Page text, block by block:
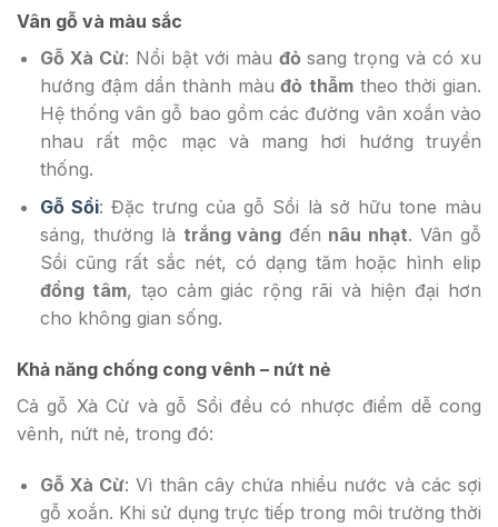
Vân gỗ và màu sắc
Gỗ Xà Cừ: Nổi bật với màu đỏ sang trọng và có xu
hướng đậm dần thành màu đỏ thẫmtheo thời gian.
Hệ thống vân gỗ bao gồm các đường vân xoắn vào
nhau rất mộc mạc và mang hơi hướng truyền
thống.
Gỗ Sồi: Đặc trưng của gỗ Sồi là sở hữu tone màu
sáng, thường là trắng vàng đến nâu nhạt. Vân gỗ
Sồi cũng rất sắc nét, có dạng tăm hoặc hình elip
đồng tâm, tạo cảm giác rộng rãi và hiện đại hơn
cho không gian sống.
Khả năng chống cong vênh – nứt nẻ
Cả gỗ Xà Cừ và gỗ Sồi đều có nhược điểm dễ cong
vênh, nứt nẻ, trong đó:
Gỗ Xà Cừ: Vì thân cây chứa nhiều nước và các sợi
gỗ xoắn. Khi sử dụng trực tiếp trong môi trường thời